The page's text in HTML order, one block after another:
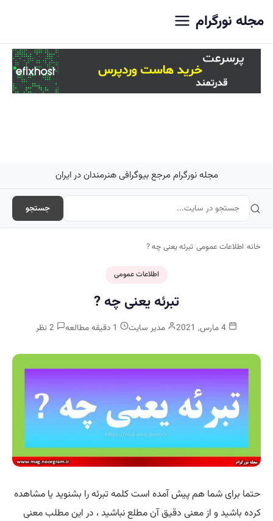
مجله نورگرام
مجله نورگرام مرجع بیوگرافی هنرمندان در ایران
جستجو
خانه/اطلاعات عمومی/تبرئه یعنی چه ?
اطلاعات عمومی
تبرئه یعنی چه ?
مدیر سایت
حتما برای شما هم پیش آمده است کلمه تبرئه را بشنوید یا مشاهده
کرده باشید و از معنی دقیق آن مطلع نباشید ، در این مطلب معنی